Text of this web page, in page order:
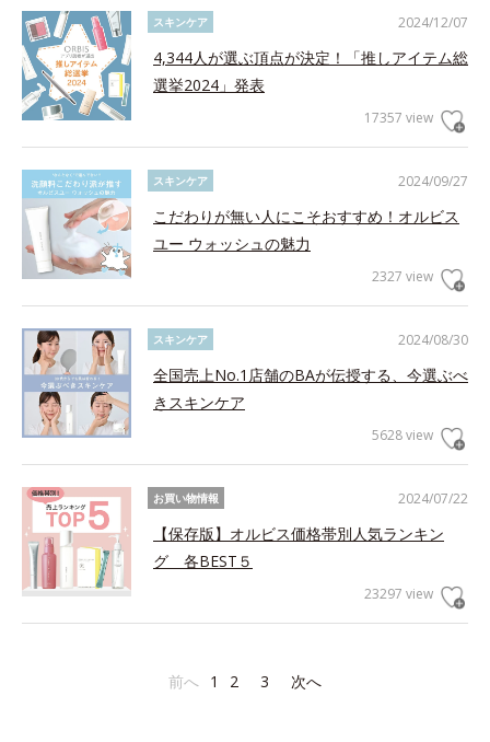
2024/12/07
スキンケア
4,344人が選ぶ頂点が決定！「推しアイテム総
選挙2024」発表
17357 view
2024/09/27
スキンケア
こだわりが無い人にこそおすすめ！オルビス
ユー ウォッシュの魅力
2327 view
2024/08/30
スキンケア
全国売上No.1店舗のBAが伝授する、今選ぶべ
きスキンケア
5628 view
2024/07/22
お買い物情報
【保存版】オルビス価格帯別人気ランキン
グ 各BEST５
23297 view
前へ 1 2 3 次へ